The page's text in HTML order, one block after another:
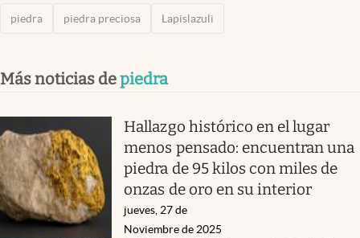
piedra piedra preciosa Lapislazuli
Más noticias depiedra
Hallazgo histórico en el lugar
menos pensado: encuentran una
piedra de 95 kilos con miles de
onzas de oro en su interior
jueves, 27 de
Noviembre de 2025